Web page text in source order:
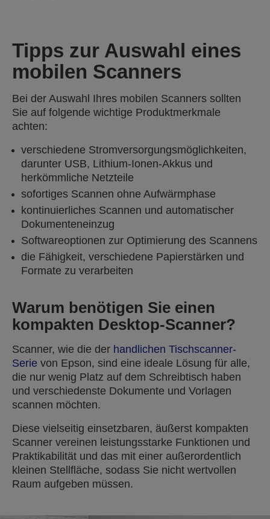
Tipps zur Auswahl eines
mobilen Scanners
Bei der Auswahl Ihres mobilen Scanners sollten
Sie auf folgende wichtige Produktmerkmale
achten:
verschiedene Stromversorgungsmöglichkeiten,
darunter USB, Lithium-Ionen-Akkus und
herkömmliche Netzteile
sofortiges Scannen ohne Aufwärmphase
kontinuierliches Scannen und automatischer
Dokumenteneinzug
Softwareoptionen zur Optimierung des Scannens
die Fähigkeit, verschiedene Papierstärken und
Formate zu verarbeiten
Warum benötigen Sie einen
kompakten Desktop-Scanner?
Scanner, wie die der handlichen Tischscanner-
Serie von Epson, sind eine ideale Lösung für alle,
die nur wenig Platz auf dem Schreibtisch haben
und verschiedenste Dokumente und Vorlagen
scannen möchten.
Diese vielseitig einsetzbaren, äußerst kompakten
Scanner vereinen leistungsstarke Funktionen und
Praktikabilität und das mit einer außerordentlich
kleinen Stellfläche, sodass Sie nicht wertvollen
Raum aufgeben müssen.